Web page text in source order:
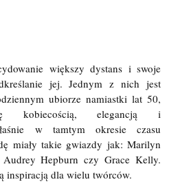
większy dystans i swoje
jej. Jednym z nich jest
ubiorze namiastki lat 50,
kobiecością, elegancją i
w tamtym okresie czasu
miały takie gwiazdy jak: Marilyn
Hepburn czy Grace Kelly.
inspiracją dla wielu twórców.